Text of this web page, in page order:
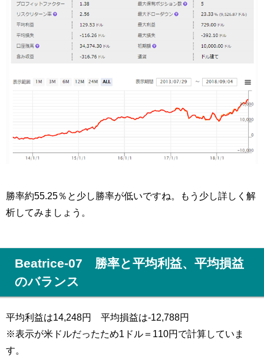
勝率約55.25％と少し勝率が低いですね。もう少し詳しく解
析してみましょう。
Beatrice-07 勝率と平均利益、平均損益
のバランス
平均利益は14,248円 平均損益は-12,788円
※表示が米ドルだったため1ドル＝110円で計算していま
す。